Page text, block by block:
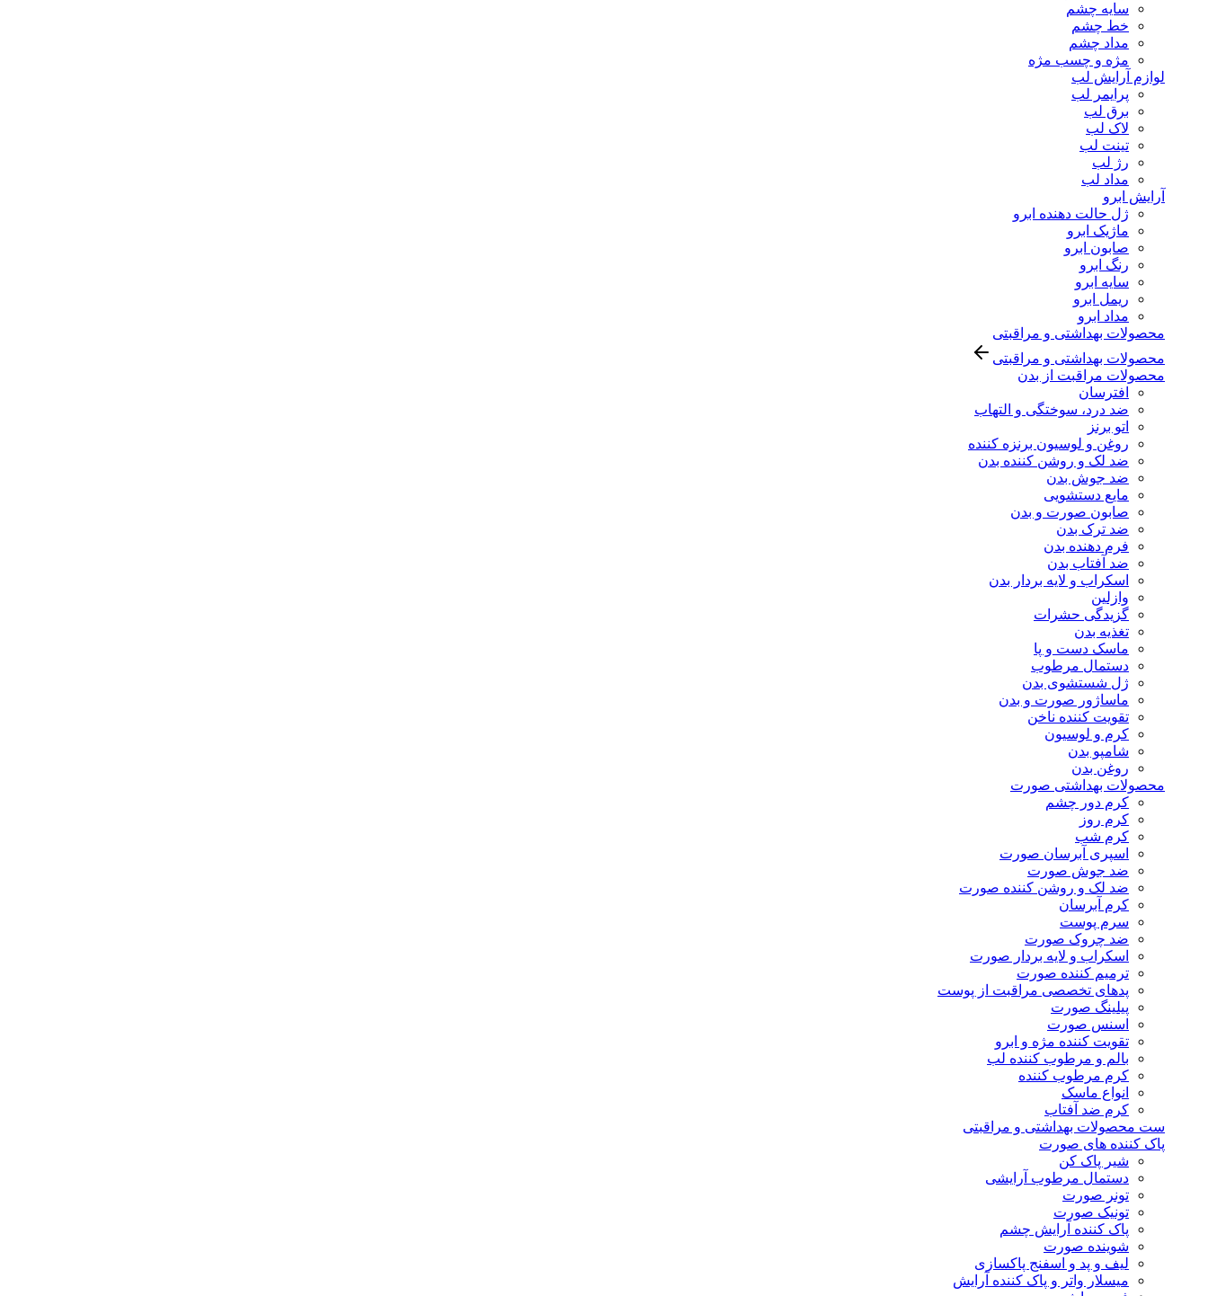
سایه چشم
خط چشم
مداد چشم
مژه و چسب مژه
لوازم آرایش لب
پرایمر لب
برق لب
لاک لب
تینت لب
رژ لب
مداد لب
آرایش ابرو
ژل حالت دهنده ابرو
ماژیک ابرو
صابون ابرو
رنگ ابرو
سایه ابرو
ریمل ابرو
مداد ابرو
محصولات بهداشتی و مراقبتی
محصولات بهداشتی و مراقبتی
محصولات مراقبت از بدن
افترسان
ضد درد، سوختگی و التهاب
اتو برنز
روغن و لوسیون برنزه کننده
ضد لک و روشن کننده بدن
ضد جوش بدن
مایع دستشویی
صابون صورت و بدن
ضد ترک بدن
فرم دهنده بدن
ضد آفتاب بدن
اسکراب و لایه بردار بدن
وازلین
گزیدگی حشرات
تغذیه بدن
ماسک دست و پا
دستمال مرطوب
ژل شستشوی بدن
ماساژور صورت و بدن
تقویت کننده ناخن
کرم و لوسیون
شامپو بدن
روغن بدن
محصولات بهداشتی صورت
کرم دور چشم
کرم روز
کرم شب
اسپری آبرسان صورت
ضد جوش صورت
ضد لک و روشن کننده صورت
کرم آبرسان
سرم پوست
ضد چروک صورت
اسکراب و لایه بردار صورت
ترمیم کننده صورت
پدهای تخصصی مراقبت از پوست
پیلینگ صورت
اسنس صورت
تقویت کننده مژه و ابرو
بالم و مرطوب کننده لب
کرم مرطوب کننده
انواع ماسک
کرم ضد آفتاب
ست محصولات بهداشتی و مراقبتی
پاک کننده های صورت
شیر پاک کن
دستمال مرطوب آرایشی
تونر صورت
تونیک صورت
پاک کننده آرایش چشم
شوینده صورت
لیف و پد و اسفنج پاکسازی
میسلار واتر و پاک کننده آرایش